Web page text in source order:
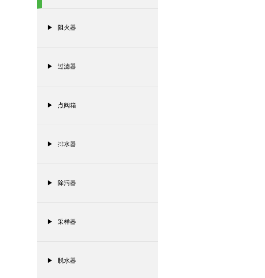
▶ 阻火器
▶ 过滤器
▶ 点阀箱
▶ 排水器
▶ 除污器
▶ 采样器
▶ 脱水器